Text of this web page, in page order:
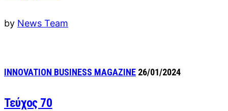
by News Team
INNOVATION BUSINESS MAGAZINE 26/01/2024
Τεύχος 70